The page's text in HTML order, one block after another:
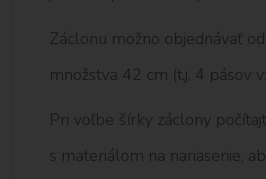
Záclonu možno objednávať
množstva 42 cm (t.j. 4 pásov
Pri voľbe šírky záclony
s materiálom na nariasenie,